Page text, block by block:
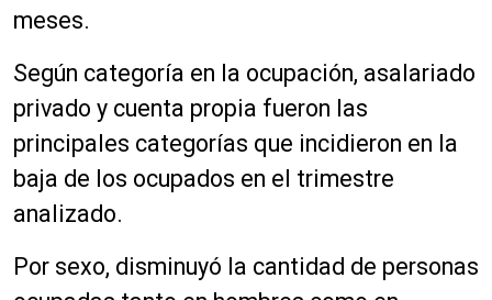
meses.
Según categoría en la ocupación, asalariado
privado y cuenta propia fueron las
principales categorías que incidieron en la
baja de los ocupados en el trimestre
analizado.
Por sexo, disminuyó la cantidad de personas